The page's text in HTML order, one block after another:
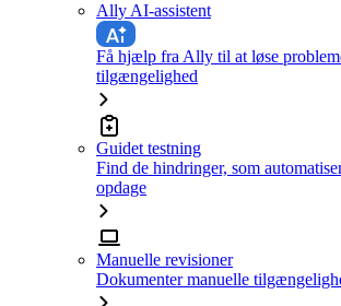
Ally AI-assistent
Få hjælp fra Ally til at løse
tilgængelighed
Guidet testning
Find de hindringer, som
opdage
Manuelle revisioner
Dokumenter manuelle